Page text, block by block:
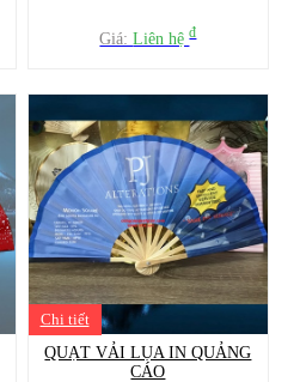
Giá:Liên hệđ
Chi tiết
QUẠT VẢI LỤA IN QUẢNG
CÁO